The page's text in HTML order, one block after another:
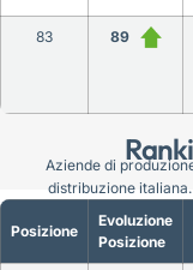
83 89
Posizione
Evoluzione
Posizione
Aziende di
distribuzione